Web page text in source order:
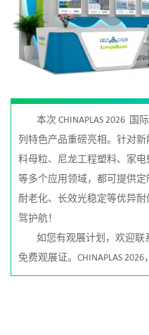
本次 CHINAPLAS 2026
列特色产品重磅亮相。针对
料母粒、尼龙工程塑料、家
等多个应用领域，都可提供定
耐老化、长效光稳定等优异
驾护航！
如您有观展计划，欢迎
免费观展证。CHINAPLAS